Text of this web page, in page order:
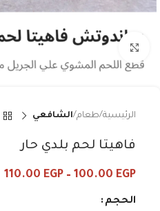
Click to enlarge
الرئيسية طعام الشافعي
فاهيتا لحم بلدي حار
100.00 EGP
–
110.00 EGP
الحجم